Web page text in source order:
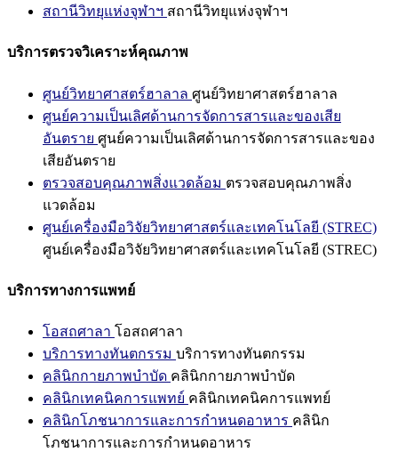
สถานีวิทยุแห่งจุฬาฯ สถานีวิทยุแห่งจุฬาฯ
บริการตรวจวิเคราะห์คุณภาพ
ศูนย์วิทยาศาสตร์ฮาลาล ศูนย์วิทยาศาสตร์ฮาลาล
ศูนย์ความเป็นเลิศด้านการจัดการสารและของเสีย
อันตราย ศูนย์ความเป็นเลิศด้านการจัดการสารและของ
เสียอันตราย
ตรวจสอบคุณภาพสิ่งแวดล้อม ตรวจสอบคุณภาพสิ่ง
แวดล้อม
ศูนย์เครื่องมือวิจัยวิทยาศาสตร์และเทคโนโลยี (STREC)
ศูนย์เครื่องมือวิจัยวิทยาศาสตร์และเทคโนโลยี (STREC)
บริการทางการแพทย์
โอสถศาลา โอสถศาลา
บริการทางทันตกรรม บริการทางทันตกรรม
คลินิกกายภาพบำบัด คลินิกกายภาพบำบัด
คลินิกเทคนิคการแพทย์ คลินิกเทคนิคการแพทย์
คลินิกโภชนาการและการกำหนดอาหาร คลินิก
โภชนาการและการกำหนดอาหาร